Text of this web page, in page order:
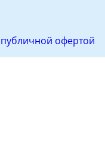
офертой